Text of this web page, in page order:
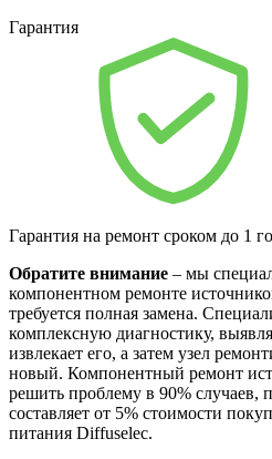
Гарантия
Гарантия на ремонт сроком до 1
Обратите внимание – мы
компонентном ремонте
требуется полная замена.
комплексную диагностику,
извлекает его, а затем узел
новый. Компонентный ремонт
решить проблему в 90% случаев,
составляет от 5% стоимости
питания Diffuselec.